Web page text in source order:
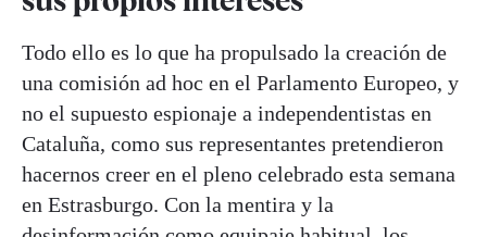
Todo ello es lo que ha propulsado la creación de
una comisión ad hoc en el Parlamento Europeo, y
no el supuesto espionaje a independentistas en
Cataluña, como sus representantes pretendieron
hacernos creer en el pleno celebrado esta semana
en Estrasburgo. Con la mentira y la